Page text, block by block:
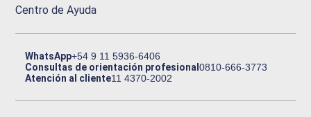
Centro de Ayuda
WhatsApp+54 9 11 5936-6406
Consultas de orientación profesional0810-666-3773
Atención al cliente11 4370-2002